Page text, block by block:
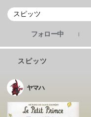
フォロー中
スピッツ
ヤマハ